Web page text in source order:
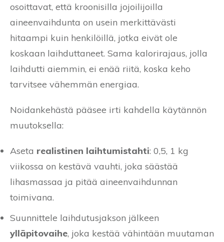
osoittavat, että kroonisilla jojoilijoilla
aineenvaihdunta on usein merkittävästi
hitaampi kuin henkilöillä, jotka eivät ole
koskaan laihduttaneet. Sama kalorirajaus, jolla
laihdutti aiemmin, ei enää riitä, koska keho
tarvitsee vähemmän energiaa.
Noidankehästä pääsee irti kahdella käytännön
muutoksella:
Aseta realistinen laihtumistahti: 0,5, 1 kg
viikossa on kestävä vauhti, joka säästää
lihasmassaa ja pitää aineenvaihdunnan
toimivana.
Suunnittele laihdutusjakson jälkeen
ylläpitovaihe, joka kestää vähintään muutaman